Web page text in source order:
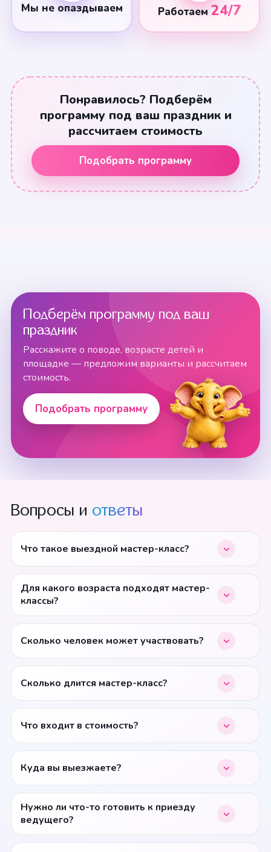
Мы не опаздываем Работаем 24/7
Понравилось? Подберём
программу под ваш праздник и
рассчитаем стоимость
Подобрать программу
Подберём программу под ваш
праздник
Расскажите о поводе, возрасте детей и
площадке — предложим варианты и рассчитаем
стоимость.
Подобрать программу
Вопросы и ответы
Что такое выездной мастер-класс?
Для какого возраста подходят мастер-
классы?
Сколько человек может участвовать?
Сколько длится мастер-класс?
Что входит в стоимость?
Куда вы выезжаете?
Нужно ли что-то готовить к приезду
ведущего?